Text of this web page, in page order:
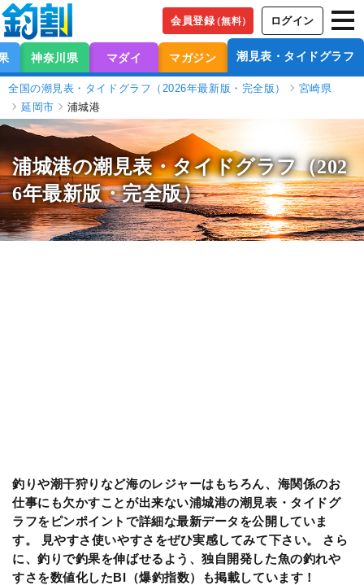
会員登録（無料） ログイン
神奈川県 マダイ マガジン 潮見表・タイドグラフ
全国の潮見表・タイドグラフ（2026年最新版・完全版）
宮崎県
延岡市
浦城港
浦城港の潮見表・タイドグラフ（202
6年最新版・完全版）
釣りや潮干狩りなど海のレジャーはもちろん、海関係のお
仕事にも欠かすことが出来ない浦城港の潮見表・タイドグ
ラフをピンポイントで詳細な最新データを公開していま
す。 見やすさ使いやすさをぜひ実感してみて下さい。 さら
に、釣りで釣果を伸ばせるよう、独自開発した魚の釣れや
すさを数値化したBI（爆釣指数）も掲載しています！